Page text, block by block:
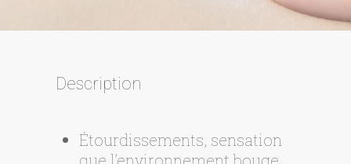
Description
Étourdissements, sensation